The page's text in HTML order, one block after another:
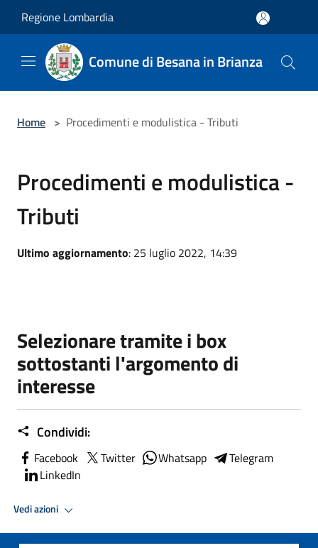
Regione Lombardia
Comune di Besana in Brianza
Home > Procedimenti e modulistica - Tributi
Procedimenti e modulistica -
Tributi
Ultimo aggiornamento: 25 luglio 2022, 14:39
Selezionare tramite i box
sottostanti l'argomento di
interesse
Condividi:
Facebook Twitter Whatsapp
Telegram
LinkedIn
Vedi azioni